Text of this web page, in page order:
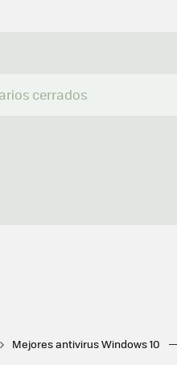
cerrados
Mejores antivirus Windows 10